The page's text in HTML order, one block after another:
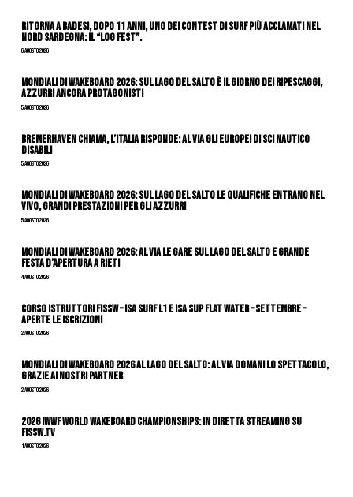
Ritorna a Badesi, dopo 11 anni, uno dei contest di surf più acclamati nel
nord Sardegna: il “Log Fest”.
6 Agosto 2026
Mondiali di Wakeboard 2026: sul Lago del Salto è il giorno dei ripescaggi,
azzurri ancora protagonisti
5 Agosto 2026
Bremerhaven chiama, l’Italia risponde: al via gli Europei di Sci Nautico
Disabili
5 Agosto 2026
Mondiali di Wakeboard 2026: sul Lago del Salto le qualifiche entrano nel
vivo, grandi prestazioni per gli azzurri
5 Agosto 2026
Mondiali di Wakeboard 2026: al via le gare sul Lago del Salto e grande
festa d’apertura a Rieti
4 Agosto 2026
CORSO ISTRUTTORI FISSW – ISA SURF L1 e ISA SUP Flat Water – SETTEMBRE –
APERTE LE ISCRIZIONI
2 Agosto 2026
Mondiali di Wakeboard 2026 al Lago del Salto: al via domani lo spettacolo,
grazie ai nostri Partner
2 Agosto 2026
2026 IWWF WORLD WAKEBOARD CHAMPIONSHIPS: IN DIRETTA STREAMING SU
FISSW.TV
1 Agosto 2026